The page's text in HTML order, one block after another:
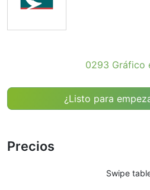
0293 Gráfico
¿Listo para
Precios
Swipe